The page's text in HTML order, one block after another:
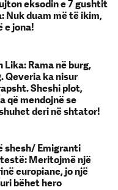
eksodin e 7 gushtit
Nuk duam më të ikim,
e jona!
Rama në burg,
Qeveria ka nisur
Sheshi plot,
që mendojnë se
deri në shtator!
shesh/ Emigranti
Meritojmë një
europiane, jo një
bëhet hero